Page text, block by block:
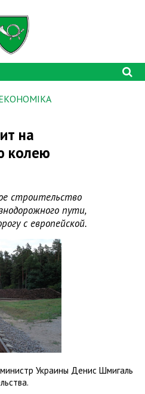
на
колею
строительство
пути,
с европейской.
Украины Денис Шмигаль